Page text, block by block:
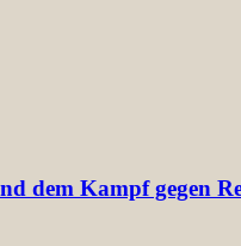
dem Kampf gegen